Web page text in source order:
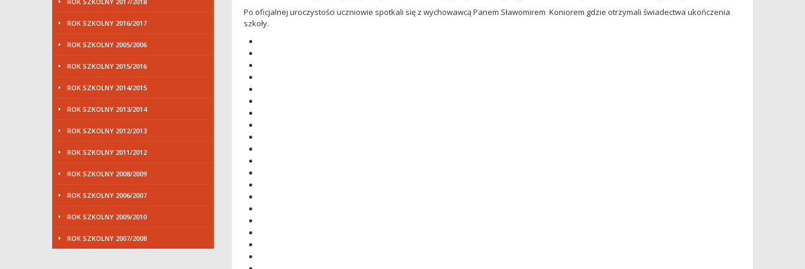
ROK SZKOLNY 2016/2017
ROK SZKOLNY 2005/2006
ROK SZKOLNY 2015/2016
ROK SZKOLNY 2014/2015
ROK SZKOLNY 2013/2014
ROK SZKOLNY 2012/2013
ROK SZKOLNY 2011/2012
ROK SZKOLNY 2008/2009
ROK SZKOLNY 2006/2007
ROK SZKOLNY 2009/2010
ROK SZKOLNY 2007/2008
Po oficjalnej uroczystości uczniowie spotkali się z wychowawcą Panem Sławomirem Koniorem gdzie otrzymali świadectwa ukończenia
szkoły.